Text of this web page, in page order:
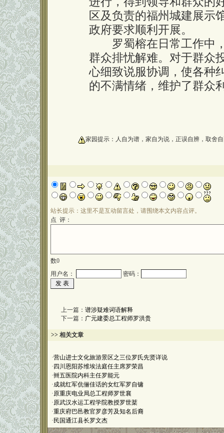
区及负责的福州城建展示
政府要求顺利开展。
罗蜀榕在日常工作中，
群众排忧解难。对于群众
心细致说服协调，使各种
的不满情绪，维护了群众
家园提示：人自为谱，家自为说，正误自辨，取舍
站长提示：这里不是互动留言处，请围绕本文内容点评。
点 评：
数0
用户名：
密码：
上一篇： 谱涉疑难词语解释
下一篇： 广元建委总工程师罗洪贵
>> 相关文章
·营山进士文化旅游景区之三位罗氏先贤详说
· 四川恩阳苏维埃法庭任主席罗荣昌
·卌五医院内科主任罗能元
·成就红军伉俪佳话的女红军罗自镛
·原重庆电业局总工程师罗世襄
·原武汉水运工程学院教授罗世棻
·重庆府巴邑教官罗彦芳及知名后裔
· 民国通江县长罗文杰